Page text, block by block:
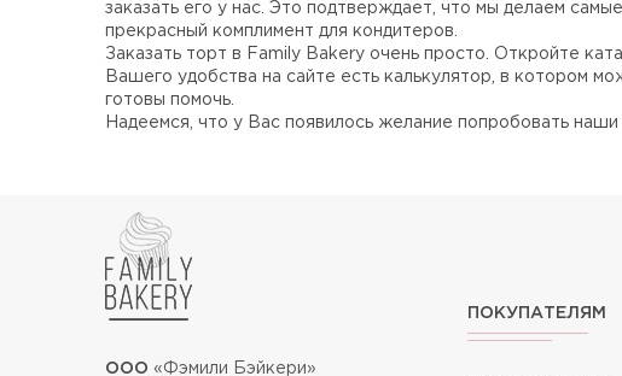
Специальные торты
Низкокалорийные и безглютеновые
заказать его у нас. Это подтверждает, что мы делаем
прекрасный комплимент для кондитеров.
Заказать торт в Family Bakery очень просто. Откройте
Вашего удобства на сайте есть калькулятор, в котором
готовы помочь.
Надеемся, что у Вас появилось желание попробовать
ООО «Фэмили Бэйкери»
ПОКУПАТЕЛЯМ